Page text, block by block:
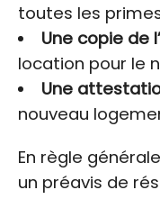
toutes les
Une copie de
location pour le
Une
nouveau
En règle
un préavis de